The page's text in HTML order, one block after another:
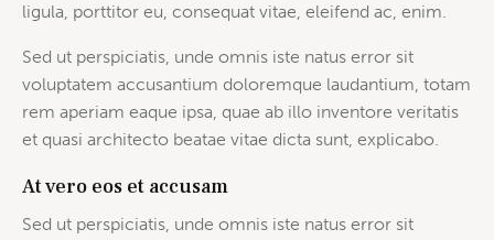
ligula, porttitor eu, consequat vitae, eleifend ac, enim.
Sed ut perspiciatis, unde omnis iste natus error sit
voluptatem accusantium doloremque laudantium, totam
rem aperiam eaque ipsa, quae ab illo inventore veritatis
et quasi architecto beatae vitae dicta sunt, explicabo.
At vero eos et accusam
Sed ut perspiciatis, unde omnis iste natus error sit